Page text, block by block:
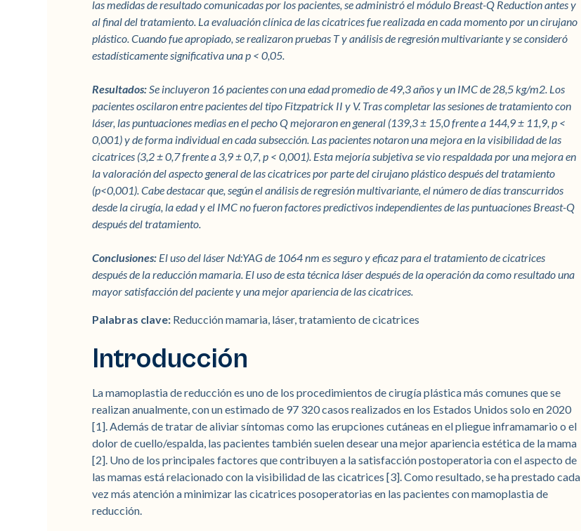
las medidas de resultado comunicadas por los pacientes, se administró el módulo Breast-Q Reduction antes y
al final del tratamiento. La evaluación clínica de las cicatrices fue realizada en cada momento por un cirujano
plástico. Cuando fue apropiado, se realizaron pruebas T y análisis de regresión multivariante y se consideró
estadísticamente significativa una p < 0,05.
Resultados:Se incluyeron 16 pacientes con una edad promedio de 49,3 años y un IMC de 28,5 kg/m2. Los
pacientes oscilaron entre pacientes del tipo Fitzpatrick II y V. Tras completar las sesiones de tratamiento con
láser, las puntuaciones medias en el pecho Q mejoraron en general (139,3 ± 15,0 frente a 144,9 ± 11,9, p <
0,001) y de forma individual en cada subsección. Las pacientes notaron una mejora en la visibilidad de las
cicatrices (3,2 ± 0,7 frente a 3,9 ± 0,7, p < 0,001). Esta mejoría subjetiva se vio respaldada por una mejora en
la valoración del aspecto general de las cicatrices por parte del cirujano plástico después del tratamiento
(p<0,001). Cabe destacar que, según el análisis de regresión multivariante, el número de días transcurridos
desde la cirugía, la edad y el IMC no fueron factores predictivos independientes de las puntuaciones Breast-Q
después del tratamiento.
Conclusiones: El uso del láser Nd:YAG de 1064 nm es seguro y eficaz para el tratamiento de cicatrices
después de la reducción mamaria. El uso de esta técnica láser después de la operación da como resultado una
mayor satisfacción del paciente y una mejor apariencia de las cicatrices.
Palabras clave: Reducción mamaria, láser, tratamiento de cicatrices
Introducción
La mamoplastia de reducción es uno de los procedimientos de cirugía plástica más comunes que se
realizan anualmente, con un estimado de 97 320 casos realizados en los Estados Unidos solo en 2020
[1]. Además de tratar de aliviar síntomas como las erupciones cutáneas en el pliegue inframamario o el
dolor de cuello/espalda, las pacientes también suelen desear una mejor apariencia estética de la mama
[2]. Uno de los principales factores que contribuyen a la satisfacción postoperatoria con el aspecto de
las mamas está relacionado con la visibilidad de las cicatrices [3]. Como resultado, se ha prestado cada
vez más atención a minimizar las cicatrices posoperatorias en las pacientes con mamoplastia de
reducción.